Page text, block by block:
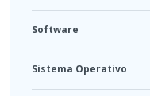
Software
Sistema Operativo